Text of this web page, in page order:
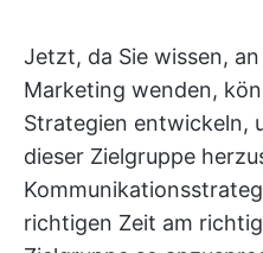
Jetzt, da Sie wissen,
Marketing wenden,
Strategien entwickeln,
dieser Zielgruppe
richtigen Zeit am